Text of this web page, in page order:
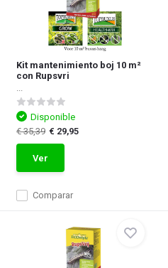
Kit mantenimiento boj 10 m²
con Rupsvri
...
Comparar
Disponible
€ 35,39 € 29,95
Ver